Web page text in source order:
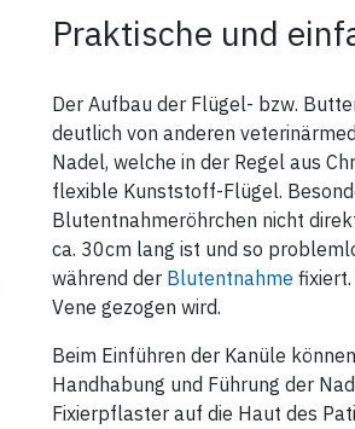
Praktische und
Der Aufbau der Flügel- bzw.
deutlich von anderen
Nadel, welche in der Regel aus
flexible Kunststoff-Flügel.
Blutentnahmeröhrchen nicht
ca. 30cm lang ist und so
während der Blutentnahme fixiert.
Vene gezogen wird.
Beim Einführen der Kanüle
Handhabung und Führung der
Fixierpflaster auf die Haut des